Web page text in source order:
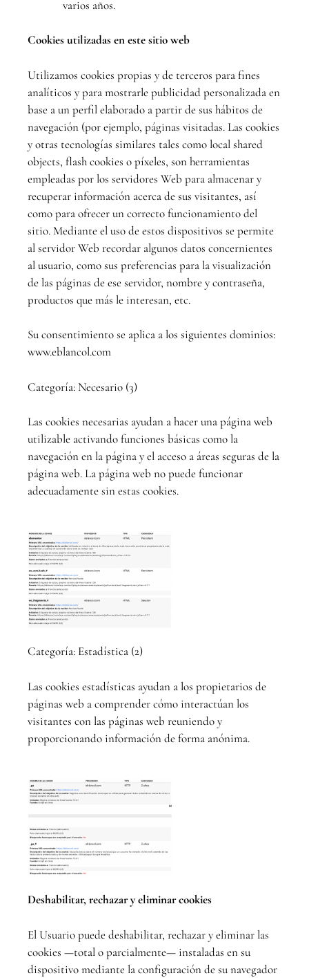
varios años.
Cookies utilizadas en este sitio web
Utilizamos cookies propias y de terceros para fines
analíticos y para mostrarle publicidad personalizada en
base a un perfil elaborado a partir de sus hábitos de
navegación (por ejemplo, páginas visitadas. Las cookies
y otras tecnologías similares tales como local shared
objects, flash cookies o píxeles, son herramientas
empleadas por los servidores Web para almacenar y
recuperar información acerca de sus visitantes, así
como para ofrecer un correcto funcionamiento del
sitio. Mediante el uso de estos dispositivos se permite
al servidor Web recordar algunos datos concernientes
al usuario, como sus preferencias para la visualización
de las páginas de ese servidor, nombre y contraseña,
productos que más le interesan, etc.
Su consentimiento se aplica a los siguientes dominios:
www.eblancol.com
Categoría: Necesario (3)
Las cookies necesarias ayudan a hacer una página web
utilizable activando funciones básicas como la
navegación en la página y el acceso a áreas seguras de la
página web. La página web no puede funcionar
adecuadamente sin estas cookies.
Categoría: Estadística (2)
Las cookies estadísticas ayudan a los propietarios de
páginas web a comprender cómo interactúan los
visitantes con las páginas web reuniendo y
proporcionando información de forma anónima.
Deshabilitar, rechazar y eliminar cookies
El Usuario puede deshabilitar, rechazar y eliminar las
cookies —total o parcialmente— instaladas en su
dispositivo mediante la configuración de su navegador